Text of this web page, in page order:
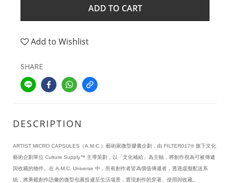
ADD TO CART
Add to Wishlist
SHARE
DESCRIPTION
ARTIST MICRO CAPSULES（A.M.C.）藝術家微型膠囊企劃，由 FILTER017® 旗下文化
藝術企劃單位 Culture Supply™ 主導策劃，以「文化補給」為主軸，將創作視為可被傳遞
與收藏的物件。在 A.M.C. Universe 中，所有創作者皆為價值傳遞者，透過虛擬配送系
統，將乘載創作語彙的微型包裹投遞至生活場景，實現創作的穿著、使用與收藏。